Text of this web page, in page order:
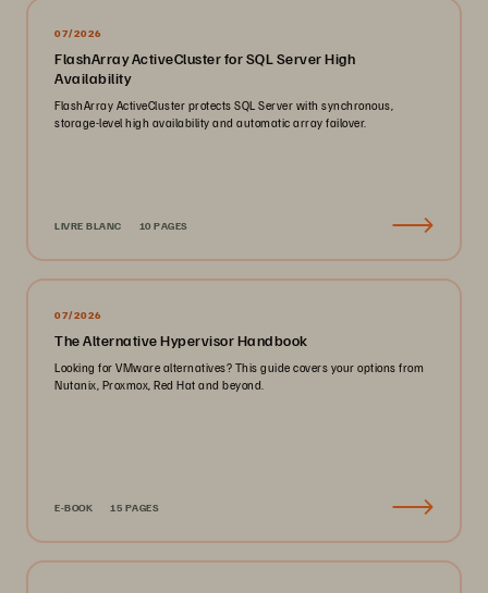
07/2026
FlashArray ActiveCluster for SQL Server High
Availability
FlashArray ActiveCluster protects SQL Server with synchronous,
storage-level high availability and automatic array failover.
LIVRE BLANC 10 PAGES
07/2026
The Alternative Hypervisor Handbook
Looking for VMware alternatives? This guide covers your options from
Nutanix, Proxmox, Red Hat and beyond.
E-BOOK 15 PAGES